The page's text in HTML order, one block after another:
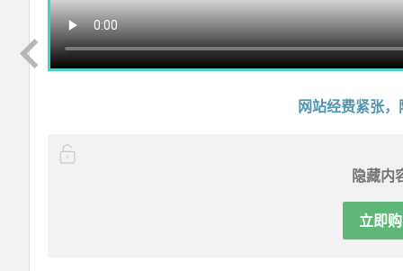
网站经费紧张
隐藏内
立即